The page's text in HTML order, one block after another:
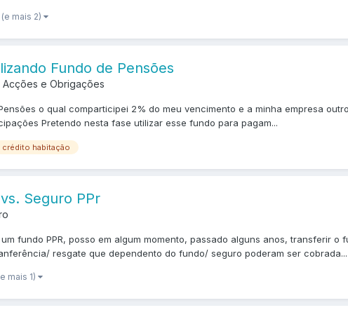
(e mais 2)
Fundo de Pensões
Acções e Obrigações
o qual comparticipei 2% do meu vencimento e a minha empresa
Pretendo nesta fase utilizar esse fundo para pagam...
crédito habitação
Seguro PPr
fundo PPR, posso em algum momento, passado alguns anos, transferir o
resgate que dependento do fundo/ seguro poderam ser cobrada...
mais 1)